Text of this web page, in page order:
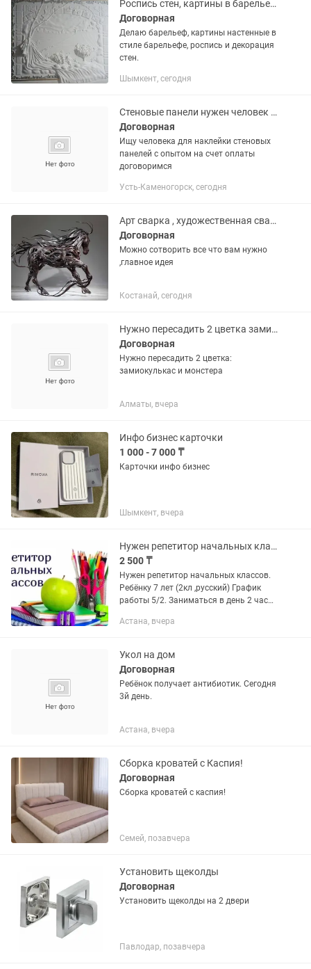
Роспись стен, картины в барельефе на стене, поталь, роспись карнизов
Договорная
Делаю барельеф, картины настенные в
стиле барельефе, роспись и декорация
стен.
Шымкент, сегодня
Стеновые панели нужен человек с опытом
Договорная
Ищу человека для наклейки стеновых
панелей с опытом на счет оплаты
договоримся
Усть-Каменогорск, сегодня
Арт сварка , художественная сварка
Договорная
Можно сотворить все что вам нужно
,главное идея
Костанай, сегодня
Нужно пересадить 2 цветка замиокулькас и монстера
Договорная
Нужно пересадить 2 цветка:
замиокулькас и монстера
Алматы, вчера
Инфо бизнес карточки
1 000 - 7 000 ₸
Карточки инфо бизнес
Шымкент, вчера
Нужен репетитор начальных классов
2 500 ₸
Нужен репетитор начальных классов.
Ребёнку 7 лет (2кл ,русский) График
работы 5/2. Заниматься в день 2 часа
Желательно проживающая(ий) рядом
Астана, вчера
Укол на дом
Договорная
Ребёнок получает антибиотик. Сегодня
3й день.
Астана, вчера
Сборка кроватей с Каспия!
Договорная
Сборка кроватей с каспия!
Семей, позавчера
Установить щеколды
Договорная
Установить щеколды на 2 двери
Павлодар, позавчера